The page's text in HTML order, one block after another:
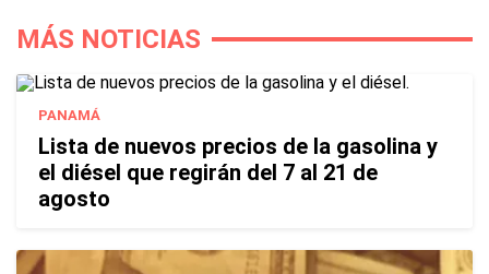
MÁS NOTICIAS
PANAMÁ
Lista de nuevos precios de la gasolina y
el diésel que regirán del 7 al 21 de
agosto